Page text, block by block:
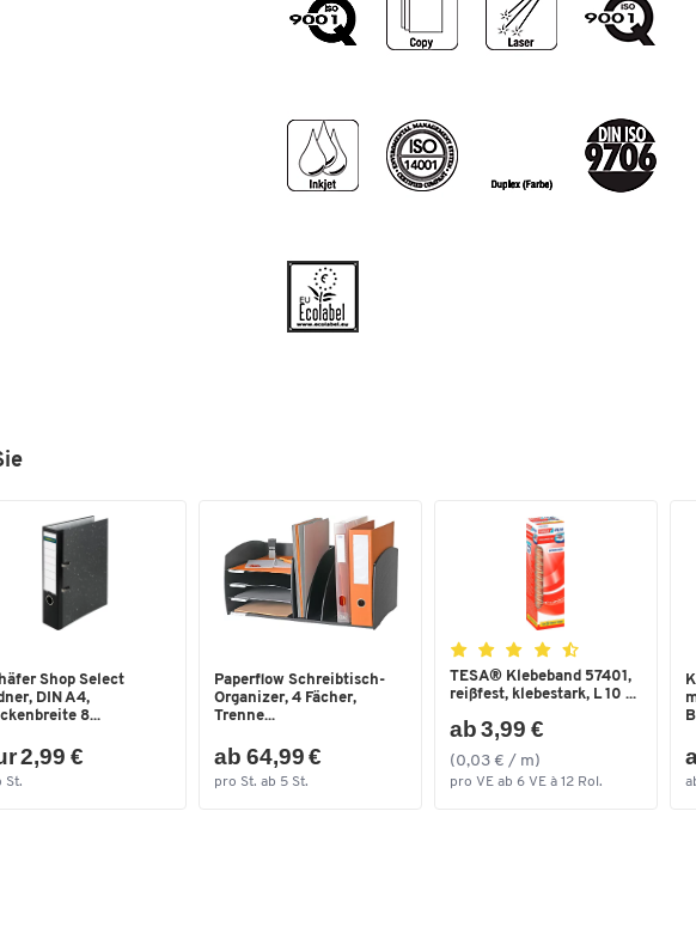
Papiereigenschaften & Gütesiegel:
Volumen: 1,31 cm³/g
Farbe: hellchamoisgelb
Verpackungseinheit: 1 Paket = 500 Blatt
Shop Select
DIN A4,
8...
2,99 €
St.
Paperflow Schreibtisch-
Organizer, 4 Fächer,
Trenne...
ab 64,99 €
pro St. ab 5 St.
TESA® Klebeband 57401,
reißfest, klebestark, L 10 ...
ab 3,99 €
(0,03 € / m)
pro VE ab 6 VE à 12 Rol.